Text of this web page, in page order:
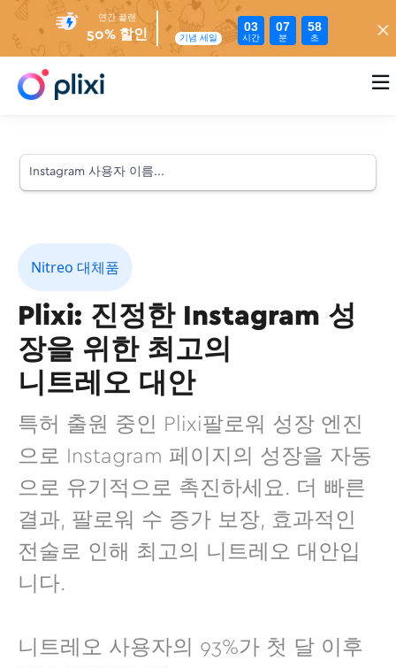
50% 할인
연간 플랜
기념 세일
03
시간
07
분
57
초

Nitreo 대체품
Plixi: 진정한 Instagram 성
장을 위한 최고의
니트레오 대안
특허 출원 중인 Plixi팔로워 성장 엔진
으로 Instagram 페이지의 성장을 자동
으로 유기적으로 촉진하세요. 더 빠른
결과, 팔로워 수 증가 보장, 효과적인
전술로 인해 최고의 니트레오 대안입
니다.
니트레오 사용자의 93%가 첫 달 이후